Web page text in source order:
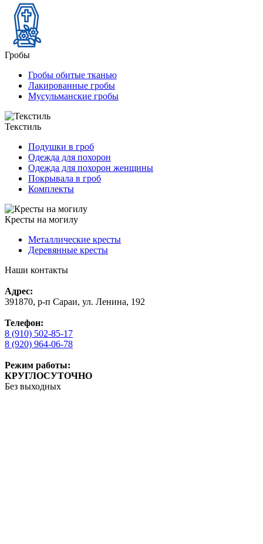
Гробы
Гробы обитые тканью
Лакированные гробы
Мусульманские гробы
Текстиль
Подушки в гроб
Одежда для похорон
Одежда для похорон женщины
Покрывала в гроб
Комплекты
Кресты на могилу
Металлические кресты
Деревянные кресты
Наши контакты
Адрес:
391870, р-п Сараи, ул. Ленина, 192
Телефон:
8 (910) 502-85-17
8 (920) 964-06-78
Режим работы:
КРУГЛОСУТОЧНО
Без выходных